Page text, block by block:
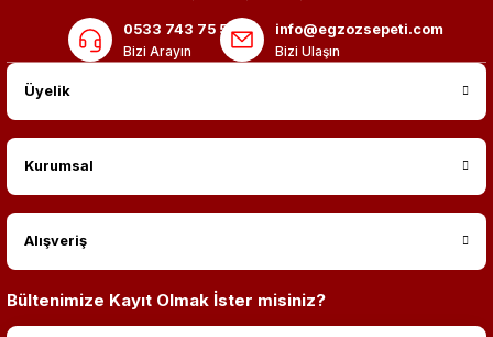
0533 743 75 56
Bizi Arayın
info@egzozsepeti.com
Bizi Ulaşın
Üyelik
Kurumsal
Alışveriş
Bültenimize Kayıt Olmak İster misiniz?